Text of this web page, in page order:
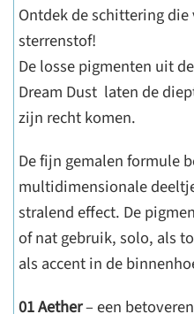
Ontdek de schittering
sterrenstof!
De losse pigmenten uit
Dream Dust laten de
zijn recht komen.
De fijn gemalen formule
multidimensionale
stralend effect. De
of nat gebruik, solo, als
als accent in de
01 Aether– een